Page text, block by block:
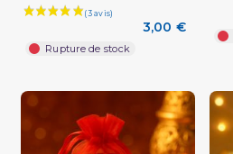
3,00 €
Rupture de stock